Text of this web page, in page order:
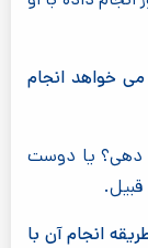
خواهد انجام
دهی؟ یا دوست
قبیل.
انجام آن با